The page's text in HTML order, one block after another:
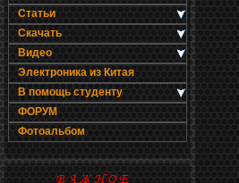
Статьи
Скачать
Видео
Электроника из Китая
В помощь студенту
ФОРУМ
Фотоальбом